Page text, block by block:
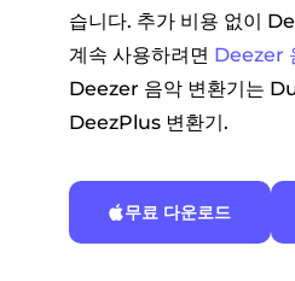
습니다. 추가 비용 없이
계속 사용하려면 Deezer
Deezer 음악 변환기는
DeezPlus 변환기.
무료 다운로드